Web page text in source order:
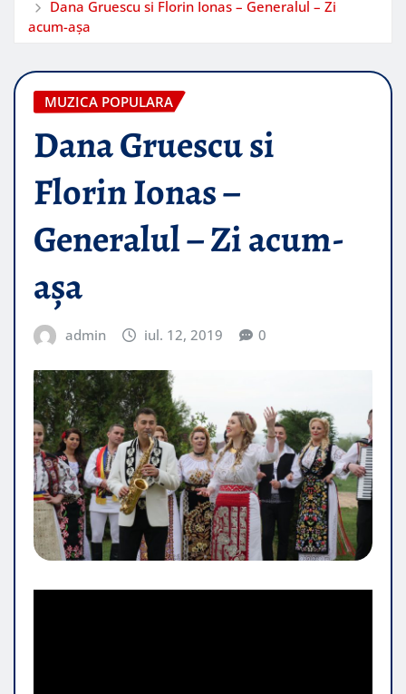
Dana Gruescu si Florin Ionas – Generalul – Zi
acum-așa
MUZICA POPULARA
Dana Gruescu si
Florin Ionas –
Generalul – Zi acum-
așa
admin iul. 12, 2019 0